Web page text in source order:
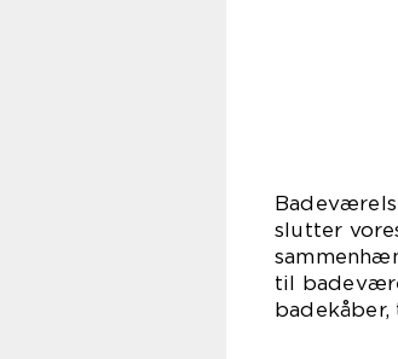
slutter
til